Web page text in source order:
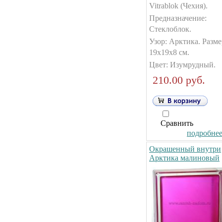
Vitrablok (Чехия).
Предназначение:
Стеклоблок.
Узор: Арктика.
19х19х8 см.
Цвет: Изумрудный.
210.00 руб.
Сравнить
Окрашенный внутри
Арктика малиновый